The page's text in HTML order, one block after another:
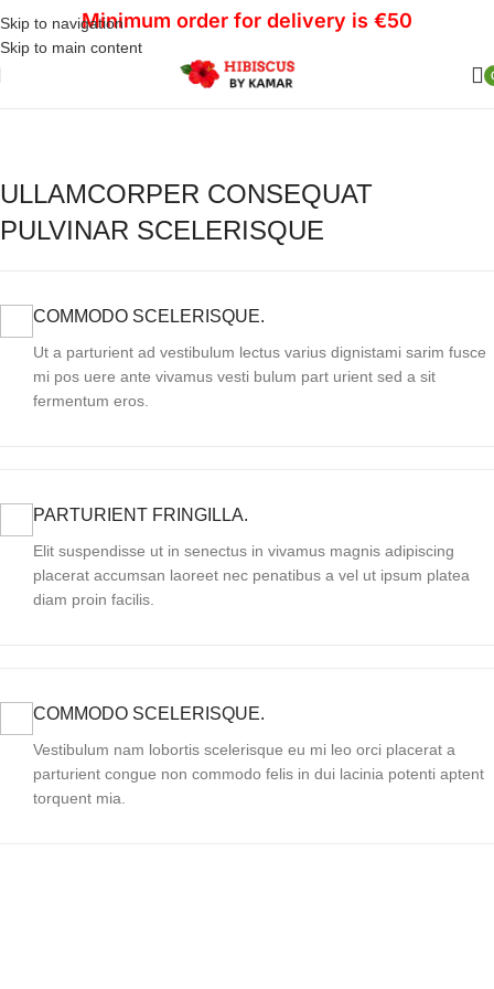
Skip to navigation
Skip to main content
Minimum order for delivery is €50
ULLAMCORPER CONSEQUAT
PULVINAR SCELERISQUE
COMMODO SCELERISQUE.
Ut a parturient ad vestibulum lectus varius dignistami sarim fusce
mi pos uere ante vivamus vesti bulum part urient sed a sit
fermentum eros.
PARTURIENT FRINGILLA.
Elit suspendisse ut in senectus in vivamus magnis adipiscing
placerat accumsan laoreet nec penatibus a vel ut ipsum platea
diam proin facilis.
COMMODO SCELERISQUE.
Vestibulum nam lobortis scelerisque eu mi leo orci placerat a
parturient congue non commodo felis in dui lacinia potenti aptent
torquent mia.